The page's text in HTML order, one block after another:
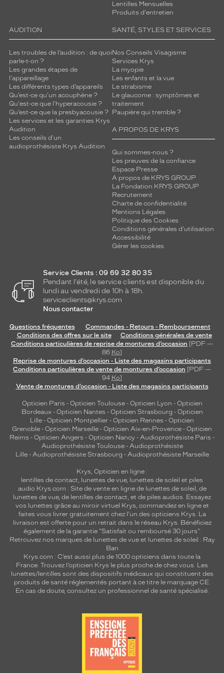
Lentilles Mensuelles
Produits d'entretien
AUDITION
Les troubles de l’audition : de quoi
parle-t-on ?
Les grandes étapes de
l'appareillage
Les différents types d’appareils
Qu’est-ce qu'un acouphène ?
Qu'est-ce que l'hyperacousie ?
Qu’est-ce que la presbyacousie ?
Les services et les garanties Krys
Audition
Les conseils d'un
audioprothésiste Krys Audition
SANTÉ, STYLES ET SERVICES
Nos Conseils Visagisme
Services Krys
La myopie
Les enfants et la vue
Le strabisme
Le glaucome : symptômes et
traitement
Paupière qui tremble ?
A PROPOS DE KRYS
Qui sommes-nous ?
Les preuves de la confiance
Espace Presse
A propos de KRYS GROUP
La Fondation KRYS GROUP
Recrutement
Charte de confidentialité
Mentions Légales
Politique des Cookies
Conditions générales d'utilisation
Accessibilité
Gérer les cookies
Service Clients : 09 69 32 80 35
Pendant l'été, le service clients est disponible du
lundi au vendredi de 10h à 18h.
serviceclients@krys.com
Nous contacter
Questions fréquentes
Commandes - Retours - Remboursement
Conditions des offres sur le site
Conditions générales de vente
Conditions particulières de reprise de montures d’occasion [PDF —
86 Ko]
Reprise de montures d’occasion - Liste des magasins participants
Conditions particulières de vente de montures d’occasion [PDF —
94 Ko]
Vente de montures d’occasion - Liste des magasins participants
Opticien Paris - Opticien Toulouse- Opticien Lyon - Opticien
Bordeaux- Opticien Nantes - Opticien Strasbourg - Opticien
Lille - Opticien Montpellier - Opticien Rennes - Opticien
Grenoble - Opticien Marseille - Opticien Aix-en-Provence - Opticien
Reims - Opticien Angers - Opticien Nancy - Audioprothésiste Paris -
Audioprothésiste Toulouse- Audioprothésiste
Lille- Audioprothésiste Strasbourg - Audioprothésiste Marseille
Krys, Opticien en ligne :
lentilles de contact, lunettes de vue, lunettes de soleil et piles
audio Krys.com : Site de vente en ligne de lunettes de soleil, de
lunettes de vue, de lentilles de contact, et de piles audios. Essayez
vos lunettes grâce au miroir virtuel Krys, commandez en ligne et
faites vous livrer gratuitement chez l'un des opticiens Krys. La
livraison est offerte pour un retrait dans le réseau Krys. Bénéficiez
également de la garantie "Satisfait ou remboursé 30 jours".
Retrouvez nos marques de lunettes de vue et lunettes de soleil : Ray
Ban
Krys.com : C’est aussi plus de 1000 opticiens dans toute la
France. Trouvez l’opticien Krys le plus proche de chez vous. Les
lunettes/lentilles sont des dispositifs médicaux qui constituent des
produits de santé réglementés portant à ce titre le marquage CE.
En cas de doute, consultez un professionnel de santé spécialisé.